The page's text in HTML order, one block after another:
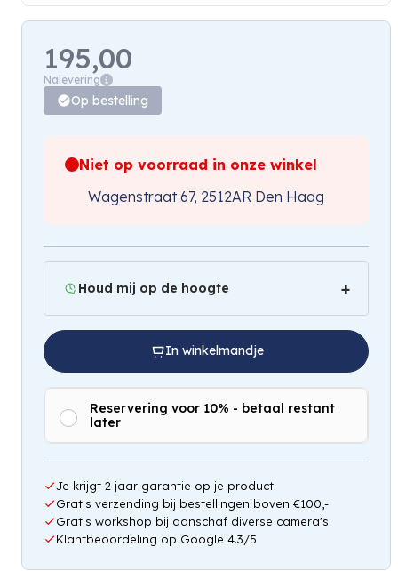
195,00
Nalevering
Op bestelling
Niet op voorraad in onze winkel
Wagenstraat 67, 2512AR Den Haag
Houd mij op de hoogte
Hou mij op de hoogte
In winkelmandje
Reservering voor 10% - betaal restant
later
Je krijgt 2 jaar garantie op je product
Gratis verzending bij bestellingen boven €100,-
Gratis workshop bij aanschaf diverse camera's
Klantbeoordeling op Google 4.3/5